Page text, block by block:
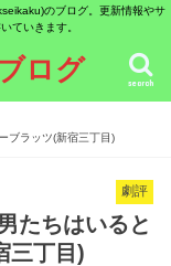
のブログ。更新情報やサ
ていきます。
ログ search
ブラッツ(新宿三丁目)
劇評
たちはいると
三丁目)